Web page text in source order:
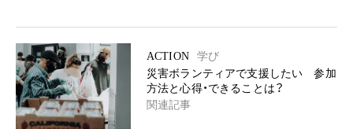
ACTION
学び
災害ボランティアで支援したい 参加
方法と心得・できることは？
関連記事